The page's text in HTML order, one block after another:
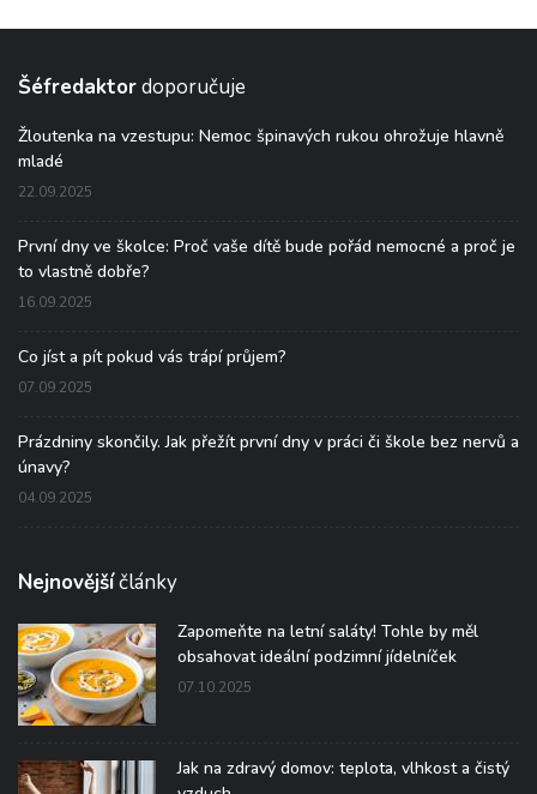
Šéfredaktordoporučuje
Žloutenka na vzestupu: Nemoc špinavých rukou ohrožuje hlavně
mladé
22.09.2025
První dny ve školce: Proč vaše dítě bude pořád nemocné a proč je
to vlastně dobře?
16.09.2025
Co jíst a pít pokud vás trápí průjem?
07.09.2025
Prázdniny skončily. Jak přežít první dny v práci či škole bez nervů a
únavy?
04.09.2025
Nejnovějšíčlánky
Zapomeňte na letní saláty! Tohle by měl
obsahovat ideální podzimní jídelníček
07.10.2025
Jak na zdravý domov: teplota, vlhkost a čistý